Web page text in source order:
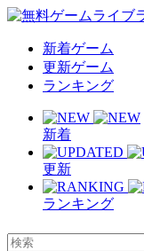
新着ゲーム
更新ゲーム
ランキング
新着
更新
ランキング